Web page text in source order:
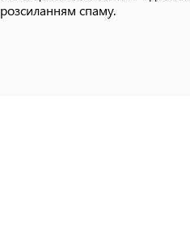
розсиланням спаму.